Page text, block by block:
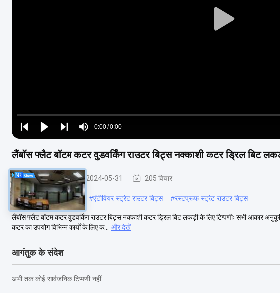
Play
Play
Play
Play
Mute
Time
0:00/0:00
Loaded:
0%
लैंबॉस फ्लैट बॉटम कटर वुडवर्किंग राउटर बिट्स नक्काशी कटर ड्रिल बिट
सीधे राउटर बिट्स 2024-05-31 205 विचार
#वुडवर्किंग स्ट्रेट फ्लूट कटर #एंटीवियर स्ट्रेट राउटर बिट्स #रस्टप्रूफ स्ट्रेट राउटर बिट्स
लैंबॉस फ्लैट बॉटम कटर वुडवर्किंग राउटर बिट्स नक्काशी कटर ड्रिल बिट लकड़ी के लिए टिप्पणीः सभी आकार
कटर का उपयोग विभिन्न कार्यों के लिए क...
और देखें
आगंतुक के संदेश
अभी तक कोई सार्वजनिक टिप्पणी नहीं